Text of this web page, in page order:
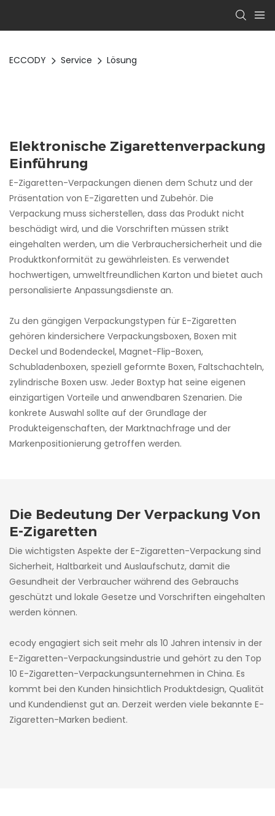
ECCODY Service Lösung
Elektronische Zigarettenverpackung
Einführung
E-Zigaretten-Verpackungen dienen dem Schutz und der
Präsentation von E-Zigaretten und Zubehör. Die
Verpackung muss sicherstellen, dass das Produkt nicht
beschädigt wird, und die Vorschriften müssen strikt
eingehalten werden, um die Verbrauchersicherheit und die
Produktkonformität zu gewährleisten. Es verwendet
hochwertigen, umweltfreundlichen Karton und bietet auch
personalisierte Anpassungsdienste an.
Zu den gängigen Verpackungstypen für E-Zigaretten
gehören kindersichere Verpackungsboxen, Boxen mit
Deckel und Bodendeckel, Magnet-Flip-Boxen,
Schubladenboxen, speziell geformte Boxen, Faltschachteln,
zylindrische Boxen usw. Jeder Boxtyp hat seine eigenen
einzigartigen Vorteile und anwendbaren Szenarien. Die
konkrete Auswahl sollte auf der Grundlage der
Produkteigenschaften, der Marktnachfrage und der
Markenpositionierung getroffen werden.
Die Bedeutung Der Verpackung Von
E-Zigaretten
Die wichtigsten Aspekte der E-Zigaretten-Verpackung sind
Sicherheit, Haltbarkeit und Auslaufschutz, damit die
Gesundheit der Verbraucher während des Gebrauchs
geschützt und lokale Gesetze und Vorschriften eingehalten
werden können.
ecody engagiert sich seit mehr als 10 Jahren intensiv in der
E-Zigaretten-Verpackungsindustrie und gehört zu den Top
10 E-Zigaretten-Verpackungsunternehmen in China. Es
kommt bei den Kunden hinsichtlich Produktdesign, Qualität
und Kundendienst gut an. Derzeit werden viele bekannte E-
Zigaretten-Marken bedient.